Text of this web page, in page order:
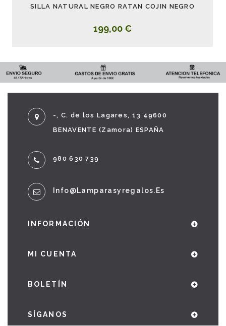
SILLA NATURAL NEGRO RATAN COJIN NEGRO
199,00 €
-, C. de los Lagares, 13 49600
BENAVENTE (Zamora) ESPAÑA
980 630 739
Info@lamparasyregalos.es
INFORMACIÓN
MI CUENTA
BOLETÍN
SÍGANOS